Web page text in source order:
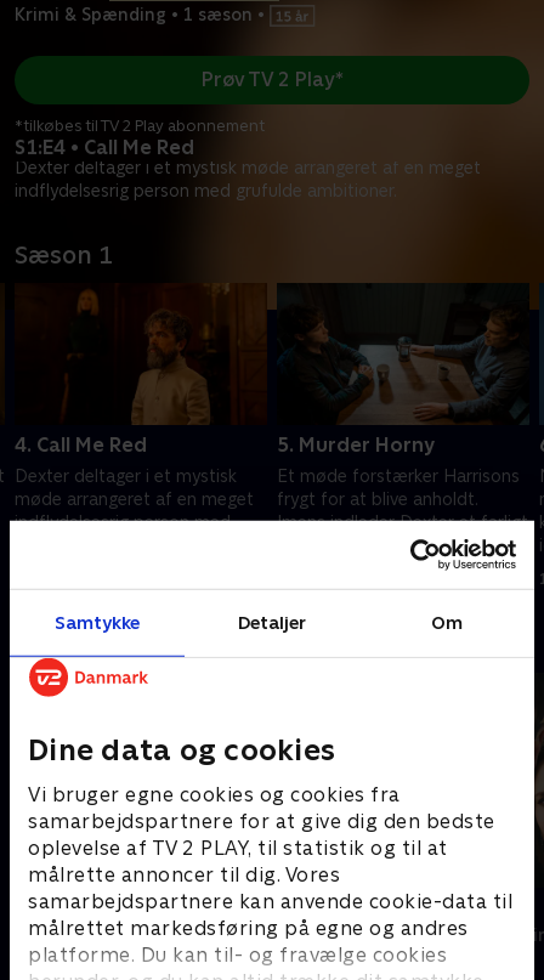
Samtykke Detaljer Om
Dine data og cookies
Vi bruger egne cookies og cookies fra
samarbejdspartnere for at give dig den bedste
oplevelse af TV 2 PLAY, til statistik og til at
målrette annoncer til dig. Vores
samarbejdspartnere kan anvende cookie-data til
målrettet markedsføring på egne og andres
platforme. Du kan til- og fravælge cookies
Krimi & Spænding • 1 sæson •
S1:E4 • Call Me Red
Dexter deltager i et mystisk møde arrangeret af en meget
indflydelsesrig person med grufulde ambitioner.
Prøv TV 2 Play*
*tilkøbes til TV 2 Play abonnement
Sæson 1
4. Call Me Red
Dexter deltager i et mystisk
møde arrangeret af en meget
indflydelsesrig person med
5. Murder Horny
Et møde forstærker Harrisons
frygt for at blive anholdt.
Imens indleder Dexter et farligt
forhold til en forførende
Andre så også
Hvide Sande
Krimi & Spænding • 2 sæsoner
Top Dog
Krimi &